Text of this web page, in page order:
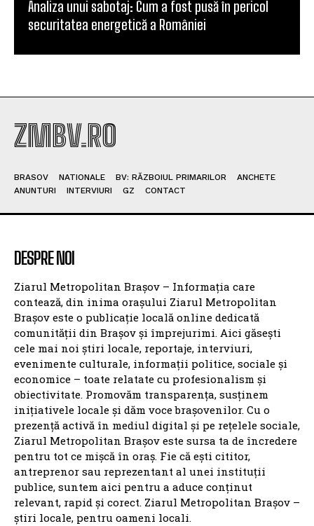
Analiza unui sabotaj: Cum a fost pusă în pericol
securitatea energetică a României
ZMBV.RO
BRASOV NATIONALE BV: RĂZBOIUL PRIMARILOR
ANCHETE
ANUNTURI
INTERVIURI GZ CONTACT
DESPRE NOI
Ziarul Metropolitan Brașov – Informația care
contează, din inima orașului Ziarul Metropolitan
Brașov este o publicație locală online dedicată
comunității din Brașov și împrejurimi. Aici găsești
cele mai noi știri locale, reportaje, interviuri,
evenimente culturale, informații politice, sociale și
economice – toate relatate cu profesionalism și
obiectivitate. Promovăm transparența, susținem
inițiativele locale și dăm voce brașovenilor. Cu o
prezență activă în mediul digital și pe rețelele sociale,
Ziarul Metropolitan Brașov este sursa ta de încredere
pentru tot ce mișcă în oraș. Fie că ești cititor,
antreprenor sau reprezentant al unei instituții
publice, suntem aici pentru a aduce conținut
relevant, rapid și corect. Ziarul Metropolitan Brașov –
știri locale, pentru oameni locali.